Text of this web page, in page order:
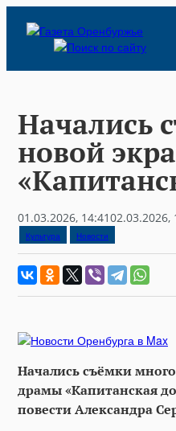
Начались
новой
01.03.2026, 14:4102.03.2026,
Культура Новости
Начались съёмки
драмы «Капитанская
повести Александра